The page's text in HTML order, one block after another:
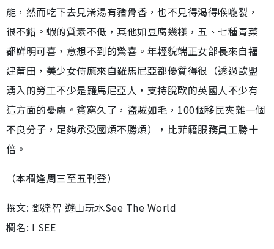
能，然而吃下去見淆湯有豬骨香，也不見得渴得喉嚨裂，
很不錯。蝦的質素不低，其他如豆腐幾樣，五、七種青菜
都鮮明可喜，意想不到的驚喜。年輕貌端正女部長來自福
建莆田，美少女侍應來自羅馬尼亞都優質得很（透過歐盟
湧入的勞工不少是羅馬尼亞人，支持脫歐的英國人不少有
這方面的憂慮。貧窮久了，盜賊如毛，100個移民夾雜一個
不良分子，足夠承受國煩不勝煩），比菲籍服務員工勝十
倍。
（本欄逢周三至五刊登）
撰文: 鄧達智 遊山玩水See The World
欄名: I SEE